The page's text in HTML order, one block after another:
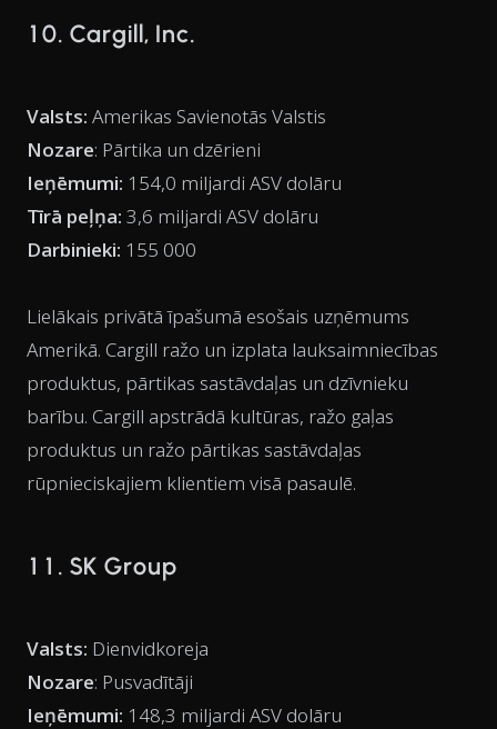
10. Cargill, Inc.
Valsts: Amerikas Savienotās Valstis
Nozare: Pārtika un dzērieni
Ieņēmumi: 154,0 miljardi ASV dolāru
Tīrā peļņa: 3,6 miljardi ASV dolāru
Darbinieki: 155 000
Lielākais privātā īpašumā esošais uzņēmums
Amerikā. Cargill ražo un izplata lauksaimniecības
produktus, pārtikas sastāvdaļas un dzīvnieku
barību. Cargill apstrādā kultūras, ražo gaļas
produktus un ražo pārtikas sastāvdaļas
rūpnieciskajiem klientiem visā pasaulē.
11. SK Group
Valsts: Dienvidkoreja
Nozare: Pusvadītāji
Ieņēmumi: 148,3 miljardi ASV dolāru